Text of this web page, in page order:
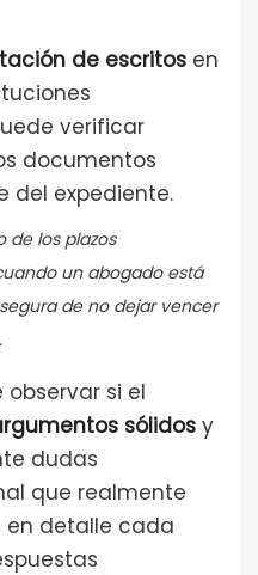
de escritos en
verificar
documentos
del expediente.
de los plazos
un abogado está
de no dejar vencer
si el
sólidos y
dudas
que realmente
en detalle cada